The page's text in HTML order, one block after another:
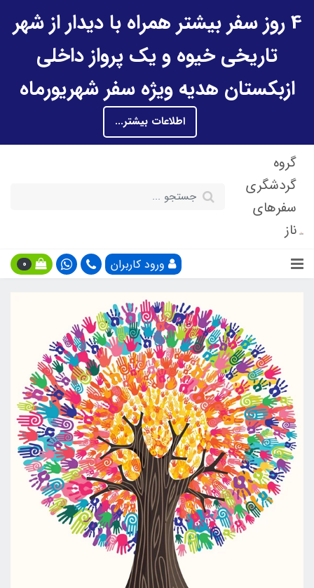
4 روز سفر بیشتر همراه با دیدار از شهر
تاریخی خیوه و یک پرواز داخلی
ازبکستان هدیه ویژه سفر شهریورماه
اطلاعات بیشتر...
گروه
گردشگری
سفرهای
ناز
ورود کاربران 0